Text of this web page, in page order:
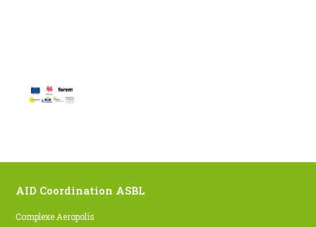
AID Coordination ASBL
Complexe Aeropolis